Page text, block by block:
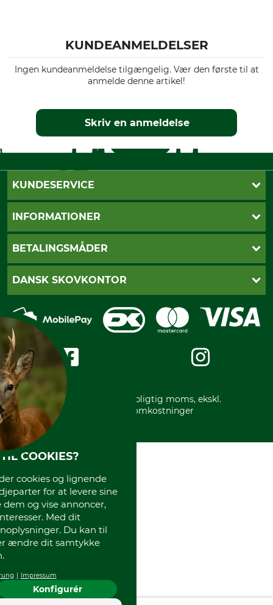
KUNDEANMELDELSER
Ingen kundeanmeldelse tilgængelig. Vær den første til at
anmelde denne artikel!
Skriv en anmeldelse
KUNDESERVICE
Kontakt
Cookie-indstillinger
INFORMATIONER
Betalingsmåder
Privatlivspolitik
Handelsbetingelser
Impressum
Gratis returlabel
BETALINGSMÅDER
Dankort
Mobile Pay
Kreditkort
DANSK SKOVKONTOR
Karriere
Messe datoer
Om os
International
* Alle priser inkl. lovpligtig moms, ekskl.
forsendelsesomkostninger
COOKIES?
cookies og lignende
for at levere sine
og vise annoncer,
Med dit
Du kan til
ændre dit samtykke
Impressum
Konfigurér